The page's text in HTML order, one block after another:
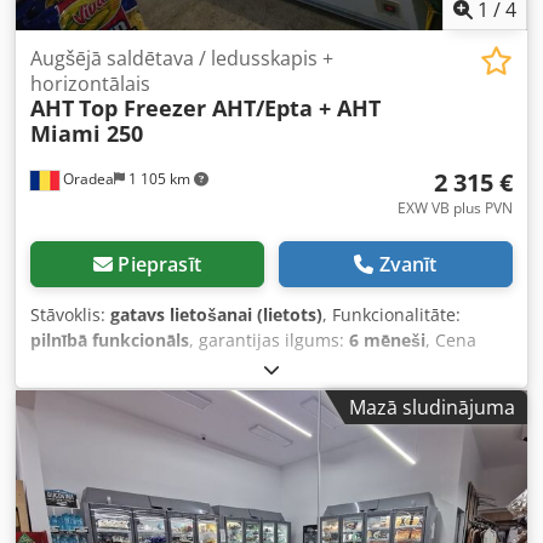
1 /4
Oradea 1 105 km
Augšējā saldētava / ledusskapis +
horizontālais
AHTTop Freezer AHT/Epta + AHT
Miami 250
2 315 €
EXW VB plus PVN
Pieprasīt Zvanīt
Stāvoklis: gatavs lietošanai (lietots), Funkcionalitāte:
pilnībā funkcionāls, garantijas ilgums: 6 mēneši, Cena
pieejama šādai konfigurācijai: Augšējais saldētavas skapis
AHT Kinley vai Epta 250 kombinācijā ar nerefurbišētu
horizontālo vitrīnu AHT Miami, taču pilnībā pārbaudītu, ar
komplektētu plauktu un sadalītāju sistēmu iekštelpā, kā arī
nomainītām stikla vāka blīvgumijām. Fun Ice SRL ir AHT
pārstāvis Rumānijā jau vairāk nekā 25 gadus. AHT jaunu
un lietotu iekārtu izplatītājs. Ātra piegāde, visā pasaulē.
Mazā sludinājuma